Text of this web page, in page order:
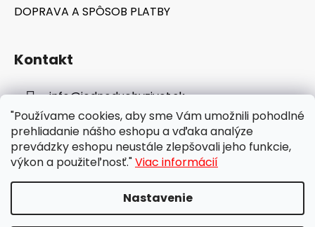
"Používame cookies, aby sme Vám umožnili pohodlné
prehliadanie nášho eshopu a vďaka analýze
prevádzky eshopu neustále zlepšovali jeho funkcie,
výkon a použiteľnosť."Viac informácií
Nastavenie
DOPRAVA A SPÔSOB PLATBY
Kontakt
info@jednoduchyzivot.sk
E-shop: 0948 647 767